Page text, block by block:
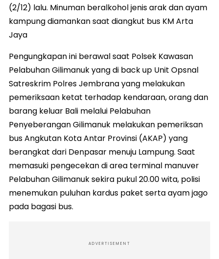
(2/12) lalu. Minuman beralkohol jenis arak dan ayam
kampung diamankan saat diangkut bus KM Arta
Jaya
Pengungkapan ini berawal saat Polsek Kawasan
Pelabuhan Gilimanuk yang di back up Unit Opsnal
Satreskrim Polres Jembrana yang melakukan
pemeriksaan ketat terhadap kendaraan, orang dan
barang keluar Bali melalui Pelabuhan
Penyeberangan Gilimanuk melakukan pemeriksan
bus Angkutan Kota Antar Provinsi (AKAP) yang
berangkat dari Denpasar menuju Lampung. Saat
memasuki pengecekan di area terminal manuver
Pelabuhan Gilimanuk sekira pukul 20.00 wita, polisi
menemukan puluhan kardus paket serta ayam jago
pada bagasi bus.
ADVERTISEMENT